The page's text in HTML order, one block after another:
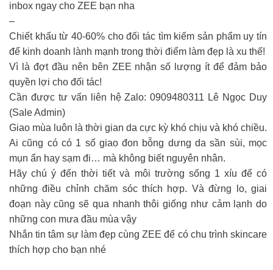
inbox ngay cho ZEE bạn nha
–
Chiết khấu từ 40-60% cho đối tác tìm kiếm sản phẩm uy tín
để kinh doanh lành mạnh trong thời điểm làm đẹp là xu thế!
Vì là đợt đầu nên bên ZEE nhận số lượng ít để đảm bảo
quyền lợi cho đối tác!
Cần được tư vấn liên hệ Zalo: 0909480311 Lê Ngọc Duy
(Sale Admin)
Giao mùa luôn là thời gian da cực kỳ khó chịu và khó chiều.
Ai cũng có có 1 số giao đon bỗng dưng da sần sùi, mọc
mụn ẩn hay sạm đi… mà không biết nguyên nhân.
Hãy chú ý đến thời tiết và môi trường sống 1 xíu để có
những điều chỉnh chăm sóc thích hợp. Và đừng lo, giai
đoạn này cũng sẽ qua nhanh thôi giống như cảm lạnh do
những con mưa đầu mùa vậy
Nhắn tin tâm sự làm đẹp cùng ZEE để có chu trình skincare
thích hợp cho bạn nhé